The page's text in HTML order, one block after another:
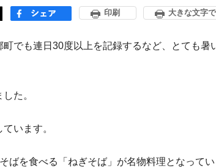
印刷 大きな文字
でも連日30度以上を記録するなど、とても暑
た。
います。
を食べる「ねぎそば」が名物料理となってい